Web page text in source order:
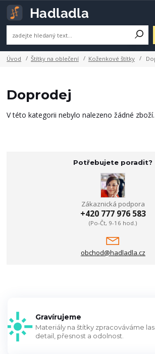
Úvod Štítky na oblečení Koženkové štítky
Doprodej
V této kategorii nebylo nalezeno žádné zboží.
Potřebujete poradit?
Zákaznická podpora
+420 777 976 583
(Po-Čt, 9-16 hod.)
obchod@hadladla.cz
Gravírujeme
Materiály na štítky zpracováváme
detail, přesnost a odolnost.